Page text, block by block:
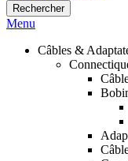
Rechercher
Menu
Câbles &